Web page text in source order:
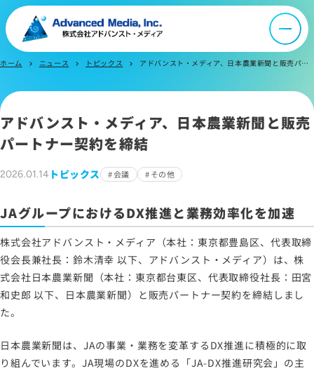
採用情報
IR情報
よくあるご質問
サイトマップ
サイトのご利用について
ソーシャルメディアポリシー
労働者派遣事業に関わる情報
ホーム chevron_right ニュース chevron_right トピックス chevron_right アドバンスト・メディア、日本農業新聞と販売パートナー契約を締結
アドバンスト・メディア、日本農業新聞と販売
パートナー契約を締結
2026.01.14 トピックス 会議 その他
JAグループにおけるDX推進と業務効率化を加速
株式会社アドバンスト・メディア（本社：東京都豊島区、代表取締
役会長兼社長：鈴木清幸 以下、アドバンスト・メディア）は、株
式会社日本農業新聞（本社：東京都台東区、代表取締役社長：田宮
和史郎 以下、日本農業新聞）と販売パートナー契約を締結しまし
た。
日本農業新聞は、JAの事業・業務を変革するDX推進に積極的に取
り組んでいます。JA現場のDXを進める「JA-DX推進研究会」の主